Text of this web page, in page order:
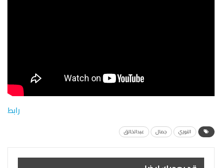
رابط
النوري جمال عبدالخالق